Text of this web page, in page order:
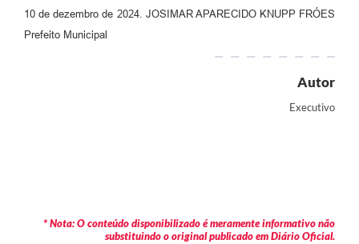
10 de dezembro de 2024. JOSIMAR APARECIDO KNUPP FRÓES
Prefeito Municipal
Autor
Executivo
* Nota: O conteúdo disponibilizado é meramente informativo não
substituindo o original publicado em Diário Oficial.